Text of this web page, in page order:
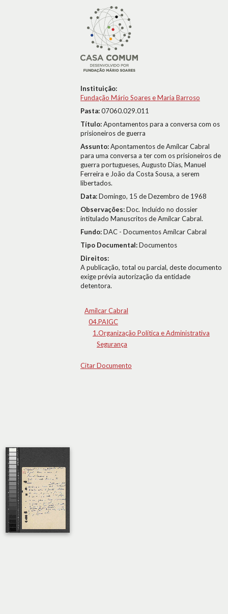
Instituição:
Fundação Mário Soares e Maria Barroso
Pasta:07060.029.011
Título:Apontamentos para a conversa com os
prisioneiros de guerra
Assunto:Apontamentos de Amílcar Cabral
para uma conversa a ter com os prisioneiros de
guerra portugueses, Augusto Dias, Manuel
Ferreira e João da Costa Sousa, a serem
libertados.
Data:Domingo, 15 de Dezembro de 1968
Observações:Doc. Incluído no dossier
intitulado Manuscritos de Amílcar Cabral.
Fundo:DAC - Documentos Amílcar Cabral
Tipo Documental:Documentos
Direitos:
A publicação, total ou parcial, deste documento
exige prévia autorização da entidade
detentora.
Amílcar Cabral
04.PAIGC
1.Organização Política e Administrativa
Segurança
Citar Documento